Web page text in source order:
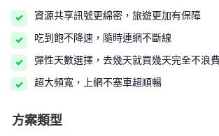
資源共享訊號更綿密，旅遊更加有保障
吃到飽不降速，隨時連網不斷線
彈性天數選擇，去幾天就買幾天完全不浪費
超大頻寬，上網不塞車超順暢
方案類型